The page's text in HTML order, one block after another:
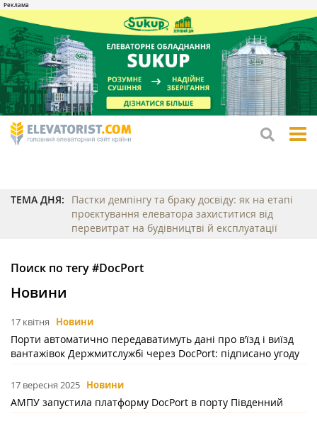
ТЕМА ДНЯ:
Пастки демпінгу та браку досвіду: як на етапі
проєктування елеватора захиститися від
перевитрат на будівництві й експлуатації
Поиск по тегу #DocPort
Новини
17 квітня Новини
Порти автоматично передаватимуть дані про в’їзд і виїзд
вантажівок Держмитслужбі через DocPort: підписано угоду
17 вересня 2025 Новини
АМПУ запустила платформу DocPort в порту Південний